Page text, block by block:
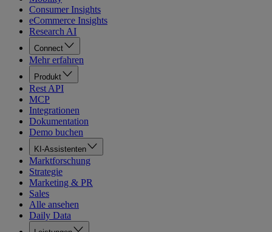
Consumer Insights
eCommerce Insights
Research AI
Connect
Mehr erfahren
Produkt
Rest API
MCP
Integrationen
Dokumentation
Demo buchen
KI-Assistenten
Marktforschung
Strategie
Marketing & PR
Sales
Alle ansehen
Daily Data